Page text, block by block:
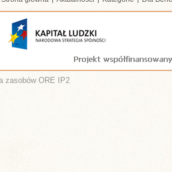
zasobów ORE IP2